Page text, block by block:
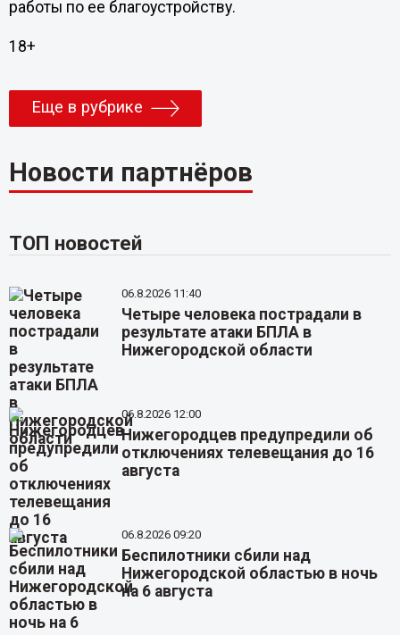
работы по ее благоустройству.
18+
Еще в рубрике
Новости партнёров
ТОП новостей
06.8.2026 11:40
Четыре человека пострадали в
результате атаки БПЛА в
Нижегородской области
06.8.2026 12:00
Нижегородцев предупредили об
отключениях телевещания до 16
августа
06.8.2026 09:20
Беспилотники сбили над
Нижегородской областью в ночь
на 6 августа